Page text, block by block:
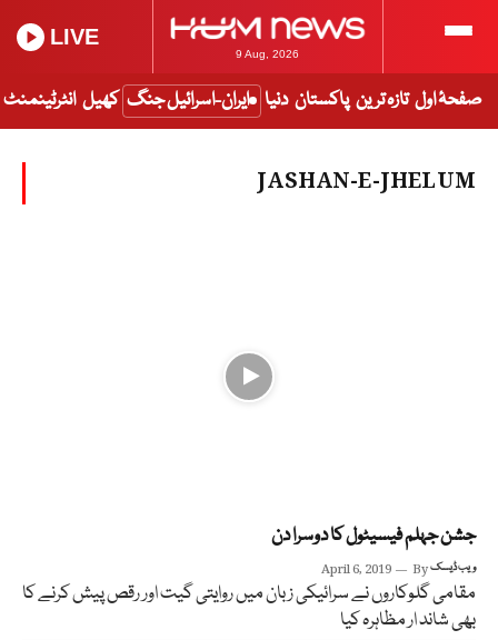
9 Aug, 2026
LIVE
صفحۂ اول تازہ ترین پاکستان دنیا ایران-اسرائیل جنگ کھیل انٹرٹینمنٹ
JASHAN-E-JHELUM
جشن جہلم فیسیٹول کا دوسرا دن
April 6, 2019 Byویب ڈیسک
مقامی گلوکاروں نے سرائیکی زبان میں روایتی گیت اور رقص پیش کرنے کا
بھی شاند ار مظاہرہ کیا